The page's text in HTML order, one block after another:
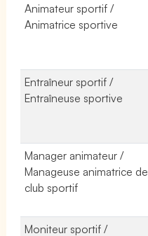
Animateur sportif /
Animatrice sportive
Entraîneur sportif /
Entraîneuse sportive
Manager animateur /
Manageuse animatrice de
club sportif
Moniteur sportif /